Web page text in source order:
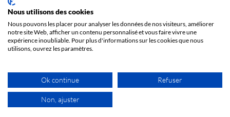
d’emprisonnement car elle est considérée comme
une infraction.
La contrefaçon ne se limite pas aux biens matériels ;
ou des œuvres numériques. Elle est souvent
associée à des pratiques frauduleuses qui portent
atteinte aux intérêts économiques des créateurs et
des entreprises.
Nous utilisons des cookies
Nous pouvons les placer pour analyser les données de nos visiteurs, améliorer
notre site Web, afficher un contenu personnalisé et vous faire vivre une
expérience inoubliable. Pour plus d'informations sur les cookies que nous
utilisons, ouvrez les paramètres.
Ok continue Refuser
Non, ajuster